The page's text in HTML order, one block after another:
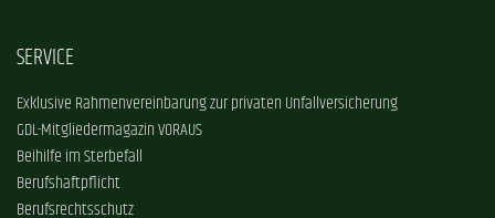
SERVICE
Exklusive Rahmenvereinbarung zur privaten Unfallversicherung
GDL-Mitgliedermagazin VORAUS
Beihilfe im Sterbefall
Berufshaftpflicht
Berufsrechtsschutz